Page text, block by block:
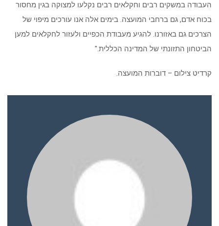
העבודה במשקים רבים וחקלאים רבים נקלעו למצוקה בגין מחסור
בכוח אדם, גם ברחבי המועצה. בימים אלה אנו עורכים מיפוי של
הצרכים גם באזורנו. להגיע מעבודת הכפיים ולעזור לחקלאים למען
הביטחון התזונתי של המדינה הכללית."
קרדיט צילום – דוברות המועצה.